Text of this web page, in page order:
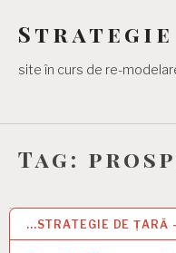
Strategie
site în curs de re-
Tag:
...STRATEGIE DE ȚARĂ
1 JAN 2021